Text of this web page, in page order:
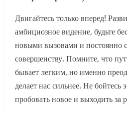
Двигайтесь только вперед!
амбициозное видение, будьте
новыми вызовами и постоянно
совершенству. Помните, что
бывает легким, но именно
делает нас сильнее. Не бойтесь
пробовать новое и выходить за